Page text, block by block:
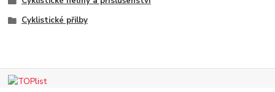
Cyklistické přilby